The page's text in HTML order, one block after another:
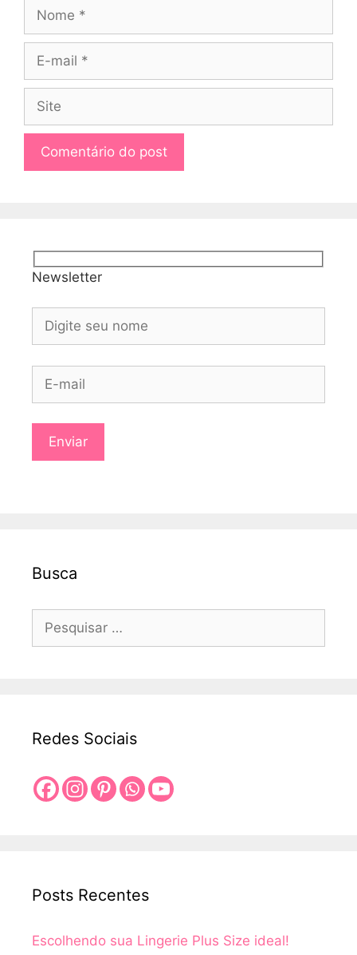
Nome
Site
Newsletter
Busca
por:
Redes Sociais
Posts Recentes
Escolhendo sua Lingerie Plus Size ideal!